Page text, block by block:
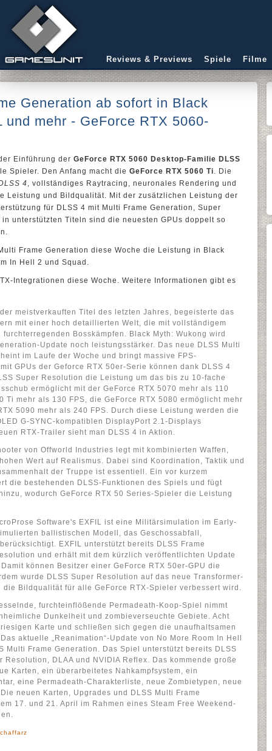
Reviews & Previews Spiele Filme
Generation ab sofort in Black
und mehr - GeForce RTX 5060-
Einführung der GeForce RTX 5060 Desktop-Familie DLSS
Spieler. Den Anfang macht die GeForce RTX 5060 Ti. Die
4, vollständiges Raytracing, neuronales Rendering und
Leistung und Bildqualität. Mit der zusätzlichen Leistung der
für DLSS 4 mit Multi Frame Generation, Super
unterstützten Titeln sind die neuesten GPUs doppelt so
Frame Generation diese Woche die Leistung in Black
In Hell 2 und Squad.
Integrationen diese Woche. Weitere Informationen gibt es
meistverkauften Titel des letzten Jahres, begeisterte das
mit einer hoch detaillierten Welt, die mit vollständigem
Bosskämpfen. Black Myth: Wukong wird
Update noch leistungsstärker. Das neue DLSS Multi
im Laufe der Woche und bringt massive FPS-
GPUs der Geforce RTX 50er-Serie können dank DLSS 4
Super Resolution die Leistung um das bis zu 10-fache
ermöglicht mit der GeForce RTX 5070 mehr als 110
Ti mehr als 130 FPS, die GeForce RTX 5080 ermöglicht mehr
5090 mehr als 240 FPS. Durch diese Leistung werden die
G-SYNC-kompatiblen DisplayPort 2.1-Displays
RTX-Trailer sieht man DLSS 4 in Aktion.
von Offworld Industries legt mit kombinierten Waffen,
Wert auf Realismus. Dabei sind Koordination, Taktik und
der Truppe ist essentiell. Ein vor kurzem
die bestehenden DLSS-Funktionen des Spiels und fügt
wodurch GeForce RTX 50 Series-Spieler die Leistung
Software's EXFIL ist eine Militärsimulation im Early-
ballistischen Modell, das Geschossabfall,
EXFIL unterstützt bereits DLSS Frame
und erhält mit dem kürzlich veröffentlichten Update
können Besitzer einer GeForce RTX 50er-GPU die
wurde DLSS Super Resolution auf das neue Transformer-
Bildqualität für alle GeForce RTX-Spieler verbessert wird.
furchteinflößende Permadeath-Koop-Spiel nimmt
Dunkelheit und zombieverseuchte Gebiete. Acht
Karte und schließen sich gegen die unaufhaltsamen
aktuelle „Reanimation“-Update von No More Room In Hell
Multi Frame Generation. Das Spiel unterstützt bereits DLSS
Resolution, DLAA und NVIDIA Reflex. Das kommende große
Karten, ein überarbeitetes Nahkampfsystem, ein
eine Permadeath-Charakterliste, neue Zombietypen, neue
neuen Karten, Upgrades und DLSS Multi Frame
17. und 21. April im Rahmen eines Steam Free Weekend-